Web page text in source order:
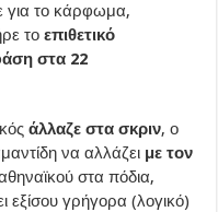
για το κάρφωμα,
τοεπιθετικό
στα 22
άλλαζε στα σκριν, ο
να αλλάζει με τον
στα πόδια,
εξίσου γρήγορα (λογικό)